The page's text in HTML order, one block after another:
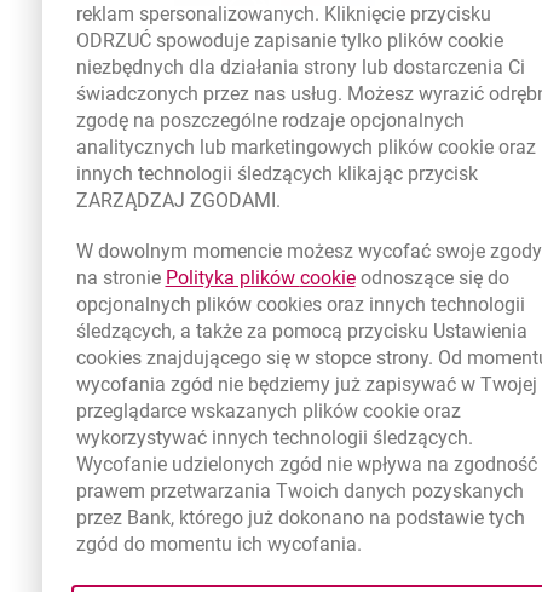
reklam spersonalizowanych. Kliknięcie przycisku
ODRZUĆ spowoduje zapisanie tylko plików cookie
niezbędnych dla działania strony lub dostarczenia Ci
świadczonych przez nas usług. Możesz wyrazić
zgodę na poszczególne rodzaje opcjonalnych
analitycznych lub marketingowych plików cookieoraz
innych technologii śledzących klikając przycisk
ZARZĄDZAJ ZGODAMI.
W dowolnym momencie możesz wycofać swoje zgody
na stronie Polityka plików cookielink otwiera się w
odnoszące się do
opcjonalnych plików cookiesoraz innych technologii
śledzących, a także za pomocą przycisku Ustawienia
cookiesznajdującego się w stopce strony. Od
wycofania zgód nie będziemy już zapisywać w Twojej
przeglądarce wskazanych plików cookieoraz
wykorzystywać innych technologii śledzących.
Wycofanie udzielonych zgód nie wpływa na zgodność
prawem przetwarzania Twoich danych pozyskanych
przez Bank, którego już dokonano na podstawie tych
zgód do momentu ich wycofania.